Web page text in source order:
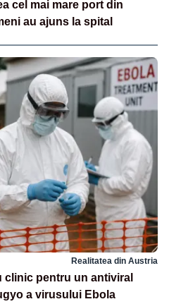
cel mai mare port din
au ajuns la spital
Realitatea din Austria
clinic pentru un antiviral
a virusului Ebola